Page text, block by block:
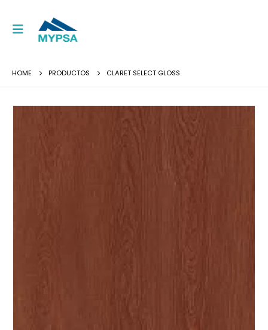
HOME PRODUCTOS CLARET SELECT GLOSS